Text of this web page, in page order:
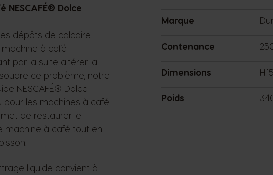
NESCAFÉ® Dolce
dépôts de calcaire
à café
par la suite altérer la
ce problème, notre
NESCAFÉ® Dolce
les machines à café
de restaurer le
machine à café tout en
liquide convient à
Marque
Contenance
Dimensions
Poids